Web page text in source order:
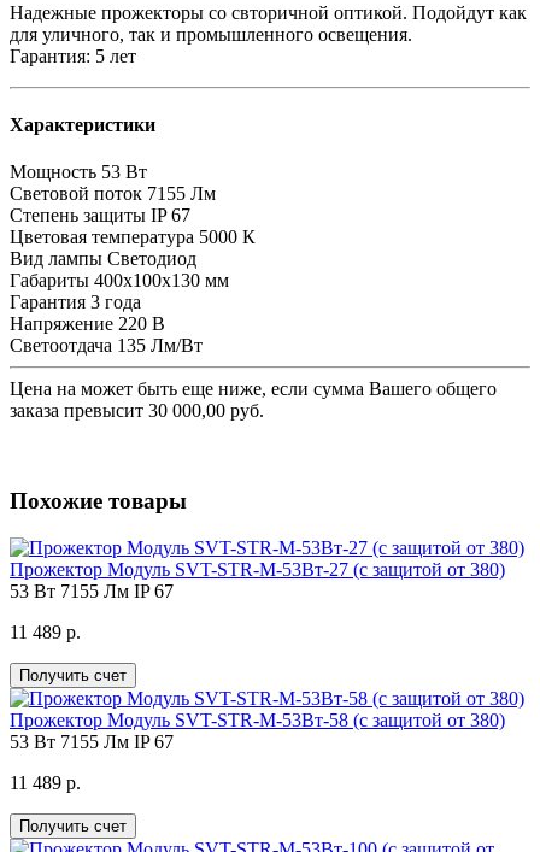
Надежные прожекторы со свторичной оптикой. Подойдут как
для уличного, так и промышленного освещения.
Гарантия: 5 лет
Характеристики
Мощность 53 Вт
Световой поток 7155 Лм
Степень защиты IP 67
Цветовая температура 5000 К
Вид лампы Светодиод
Габариты 400х100х130 мм
Гарантия 3 года
Напряжение 220 В
Светоотдача 135 Лм/Вт
Цена на может быть еще ниже, если сумма Вашего общего
заказа превысит 30 000,00 руб.
Похожие товары
Прожектор Модуль SVT-STR-M-53Вт-27 (с защитой от 380)
53 Вт 7155 Лм IP 67
11 489 р.
Получить счет
Прожектор Модуль SVT-STR-M-53Вт-58 (с защитой от 380)
53 Вт 7155 Лм IP 67
11 489 р.
Получить счет